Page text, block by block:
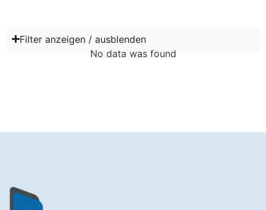
Filter anzeigen / ausblenden
No data was found